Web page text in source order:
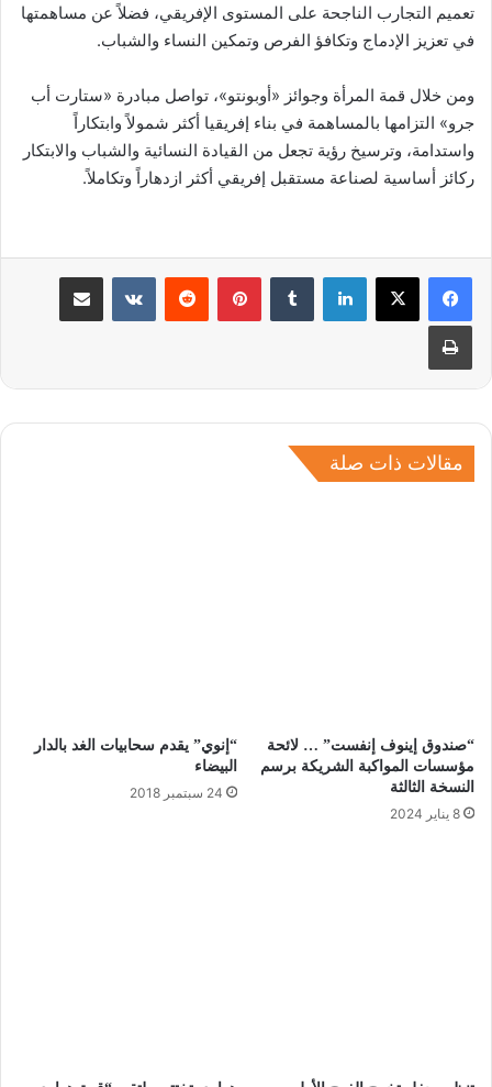
تعميم التجارب الناجحة على المستوى الإفريقي، فضلاً عن مساهمتها
في تعزيز الإدماج وتكافؤ الفرص وتمكين النساء والشباب.
ومن خلال قمة المرأة وجوائز «أوبونتو»، تواصل مبادرة «ستارت أب
جرو» التزامها بالمساهمة في بناء إفريقيا أكثر شمولاً وابتكاراً
واستدامة، وترسيخ رؤية تجعل من القيادة النسائية والشباب والابتكار
ركائز أساسية لصناعة مستقبل إفريقي أكثر ازدهاراً وتكاملاً.
لينكدإن بينتيريست مشاركة عبر البريد
طباعة
مقالات ذات صلة
“صندوق إينوف إنفست” … لائحة
مؤسسات المواكبة الشريكة برسم
النسخة الثالثة
8 يناير 2024
“إنوي” يقدم سحابيات الغد بالدار
البيضاء
24 سبتمبر 2018